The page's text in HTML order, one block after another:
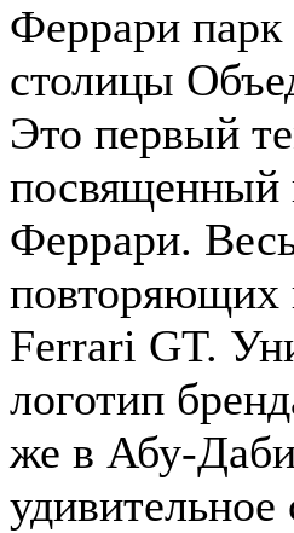
Феррари парк
столицы
Это первый
посвященный
Феррари.
повторяющих
Ferrari GT.
логотип
же в Абу-